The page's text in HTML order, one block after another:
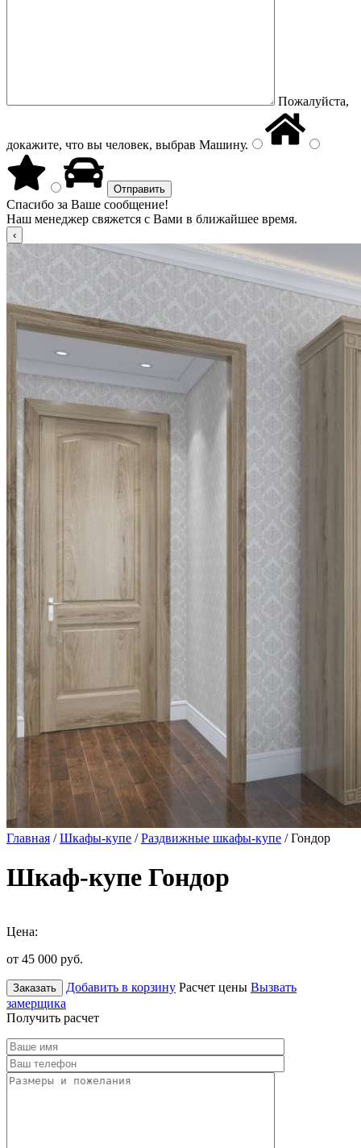
Пожалуйста,
докажите, что вы человек, выбрав Машину.
Спасибо за Ваше сообщение!
Наш менеджер свяжется с Вами в ближайшее время.
Главная /Шкафы-купе /Раздвижные шкафы-купе / Гондор
Шкаф-купе Гондор
Цена:
от 45 000 руб.
Заказать Добавить в корзину Расчет цены Вызвать
замерщика
Получить расчет